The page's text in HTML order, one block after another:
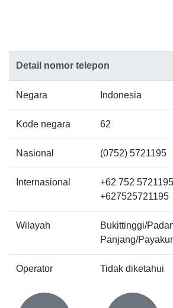
Detail nomor telepon
Negara Indonesia
Kode negara 62
Nasional (0752) 5721195
Internasional
+62 752 5721195
+627525721195
Wilayah
Bukittinggi/
Panjang/
Operator Tidak diketahui